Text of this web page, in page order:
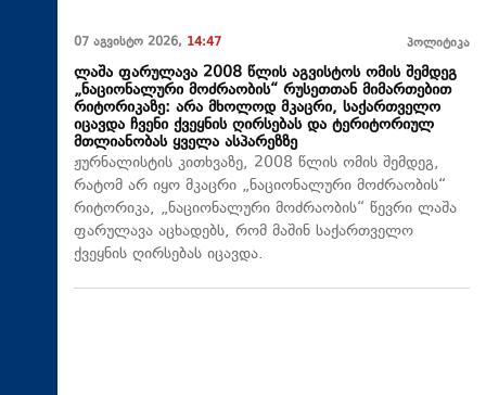
07 აგვისტო 2026, 14:47 პოლიტიკა
ლაშა ფარულავა 2008 წლის აგვისტოს ომის შემდეგ
„ნაციონალური მოძრაობის“ რუსეთთან მიმართებით
რიტორიკაზე: არა მხოლოდ მკაცრი, საქართველო
იცავდა ჩვენი ქვეყნის ღირსებას და ტერიტორიულ
მთლიანობას ყველა ასპარეზზე
ჟურნალისტის კითხვაზე, 2008 წლის ომის შემდეგ,
რატომ არ იყო მკაცრი „ნაციონალური მოძრაობის“
რიტორიკა, „ნაციონალური მოძრაობის“ წევრი ლაშა
ფარულავა აცხადებს, რომ მაშინ საქართველო
ქვეყნის ღირსებას იცავდა.